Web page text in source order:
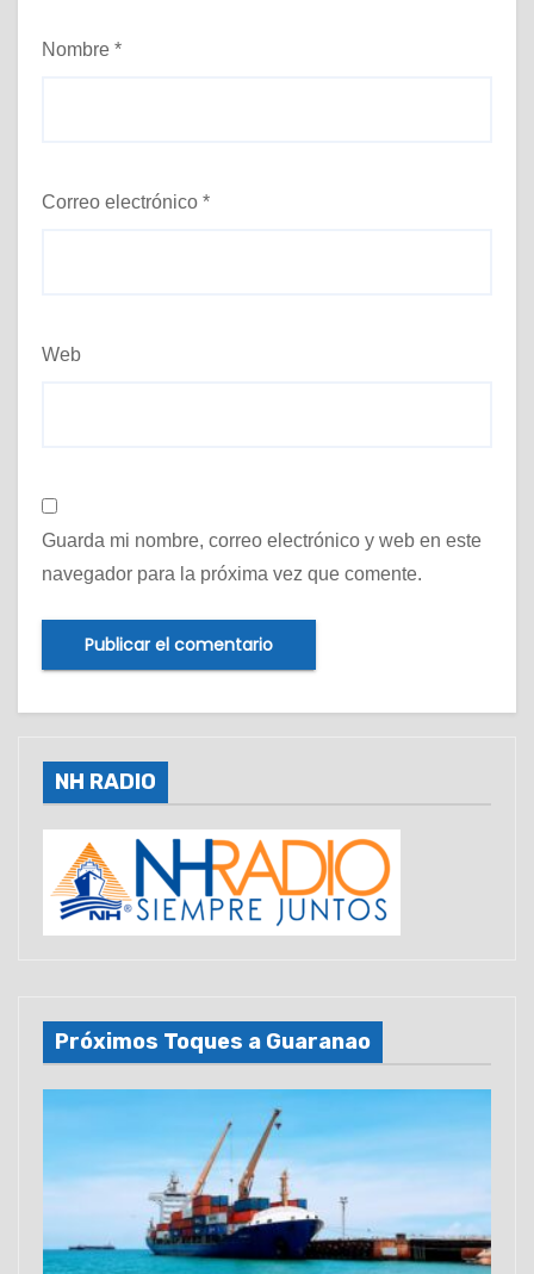
Nombre *
Correo electrónico *
Web
Guarda mi nombre, correo electrónico y web en este
navegador para la próxima vez que comente.
NH RADIO
Próximos Toques a Guaranao